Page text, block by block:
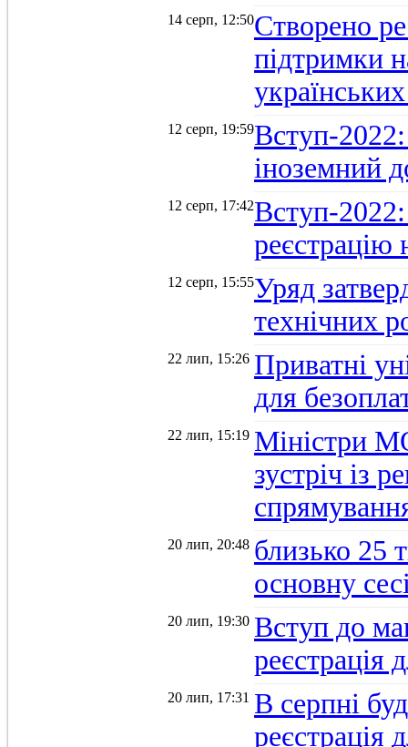
14 серп, 12:50Створено
підтримки
12 серп, 19:59Вступ-
іноземний
12 серп, 17:42Вступ-
12 серп, 15:55Уряд
технічних
22 лип, 15:26 Приватні
для
22 лип, 15:19 Міністри
зустріч із
20 лип, 20:48 близько 25
основну
20 лип, 19:30 Вступ до
20 лип, 17:31 В серпні
реєстрація